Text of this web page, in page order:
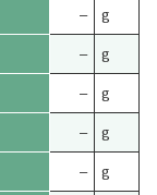
– g
– g
– g
– g
– g